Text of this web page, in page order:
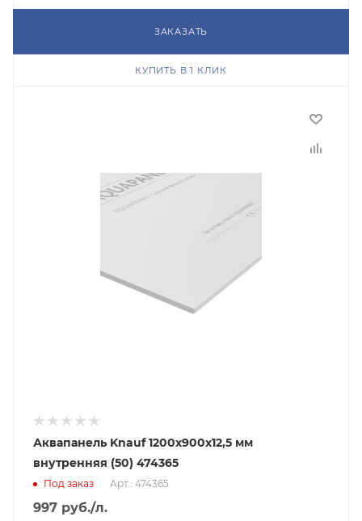
ЗАКАЗАТЬ
КУПИТЬ В 1 КЛИК
Аквапанель Knauf 1200х900х12,5 мм
внутренняя (50) 474365
Под заказ Арт.: 474365
997 руб./л.